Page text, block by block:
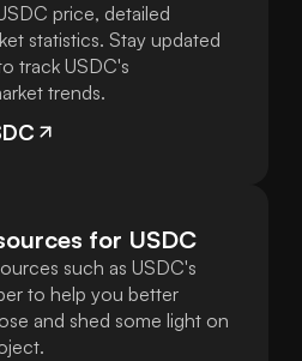
price, detailed
statistics. Stay updated
track USDC's
trends.
for USDC
such as USDC's
to help you better
and shed some light on